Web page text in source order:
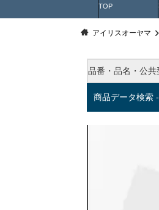
TOP
アイリスオーヤマ
品番・品名・公共
商品データ検索